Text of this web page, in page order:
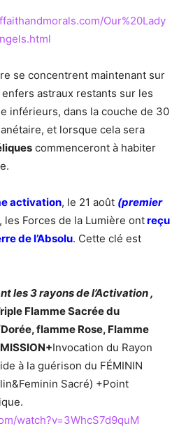
Our%20Lady
se concentrent maintenant sur
astraux restants sur les
inférieurs, dans la couche de 30
et lorsque cela sera
commenceront à habiter
activation, le 21 août (premier
, les Forces de la Lumière ontreçu
de l’Absolu. Cette clé est
les 3 rayons de l’Activation ,
Flamme Sacrée du
flamme Rose, Flamme
Invocation du Rayon
à la guérison du FÉMININ
Sacré) +Point
watch?v=3WhcS7d9quM